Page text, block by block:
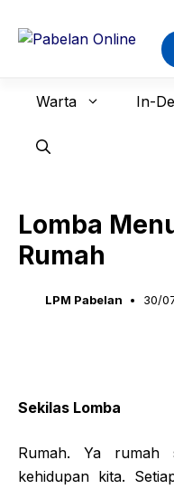
Warta In-
Lomba
Rumah
LPM Pabelan 30/
Sekilas Lomba
Rumah. Ya rumah
kehidupan kita.